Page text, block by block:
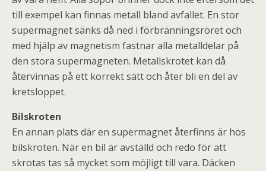
till exempel kan finnas metall bland avfallet. En stor
supermagnet sänks då ned i förbränningsröret och
med hjälp av magnetism fastnar alla metalldelar på
den stora supermagneten. Metallskrotet kan då
återvinnas på ett korrekt sätt och åter bli en del av
kretsloppet.
Bilskroten
En annan plats där en supermagnet återfinns är hos
bilskroten. När en bil är avställd och redo för att
skrotas tas så mycket som möjligt till vara. Däcken